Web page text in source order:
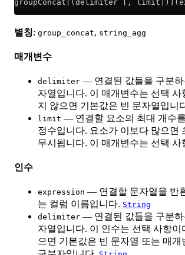
groupConcat[(delimiter [,
별칭: group_concat, string_agg
매개변수
delimiter — 연결된 값들을 구분하
자열입니다. 이 매개변수는 선택 사
지 않으면 기본값은 빈 문자열입니
limit — 연결할 요소의 최대 개수
정수입니다. 요소가 이보다 많으면
무시됩니다. 이 매개변수는 선택 사
인수
expression — 연결할 문자열을 반
는 컬럼 이름입니다. String
delimiter — 연결된 값들을 구분하
자열입니다. 이 인수는 선택 사항이
으면 기본값은 빈 문자열 또는 매개